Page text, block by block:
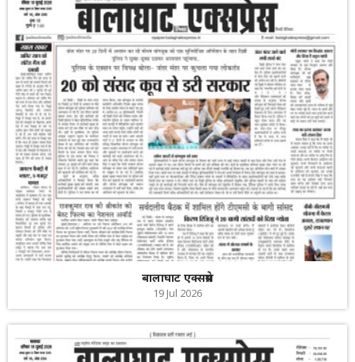
बालाघाट एक्सप्रेस
19 Jul 2026